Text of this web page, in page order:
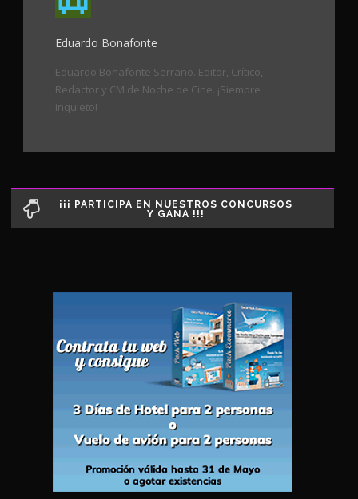
Eduardo Bonafonte
Eduardo Bonafonte Serrano. Editor, Crítico,
Redactor y CM de Noche de Cine. ¡Siempre
inquieto!
¡¡¡ PARTICIPA EN NUESTROS CONCURSOS
Y GANA !!!